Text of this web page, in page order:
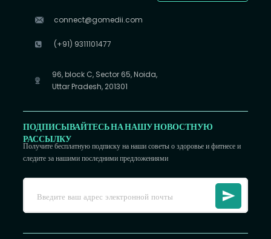
connect@gomedii.com
(+91) 9311101477
96, block C, Sector 65, Noida,
Uttar Pradesh, 201301
ПОДПИСЫВАЙТЕСЬ НА НАШУ НОВОСТНУЮ
РАССЫЛКУ
Получите бесплатную подписку на наши советы о здоровье и фитнесе и
следите за нашими последними предложениями